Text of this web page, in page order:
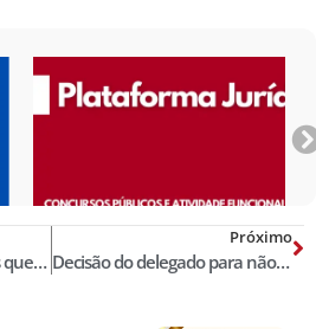
‘Lutador de artes marciais que comete violência física’: análise jurídica e roteiro de investigação pelo delegado de polícia
Próximo
Decisão do delegado para não autuação em flagrante de quem age em legítima defesa